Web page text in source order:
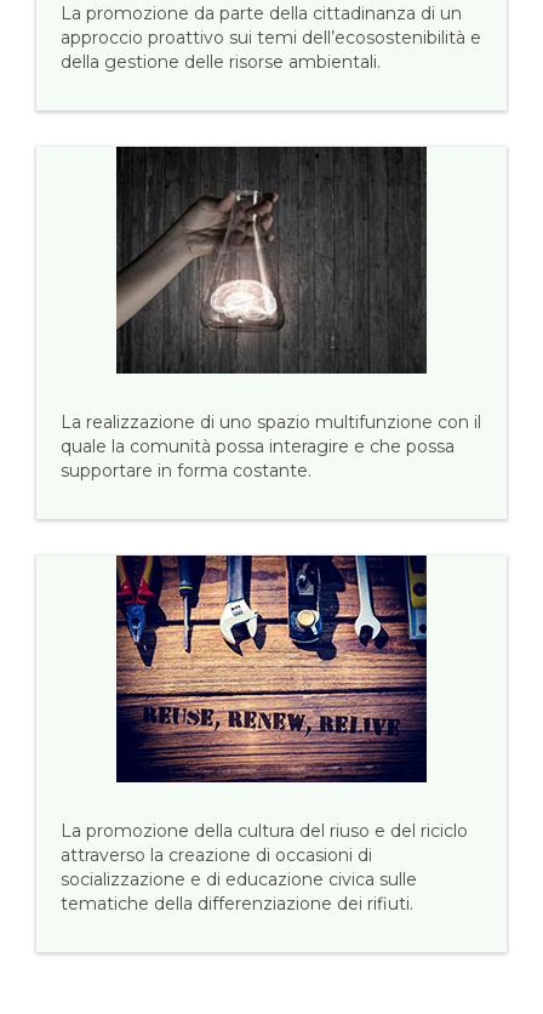
La promozione da parte della cittadinanza di un
approccio proattivo sui temi dell’ecosostenibilità e
della gestione delle risorse ambientali.
La realizzazione di uno spazio multifunzione con il
quale la comunità possa interagire e che possa
supportare in forma costante.
La promozione della cultura del riuso e del riciclo
attraverso la creazione di occasioni di
socializzazione e di educazione civica sulle
tematiche della differenziazione dei rifiuti.